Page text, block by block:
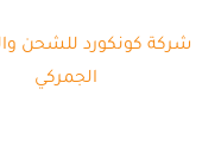
شركة كونكورد للشحن
الجمركي